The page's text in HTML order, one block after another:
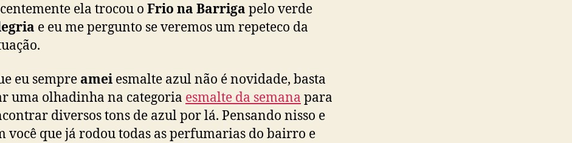
ela trocou o Frio na Barriga pelo verde
e eu me pergunto se veremos um repeteco da
eu sempre amei esmalte azul não é novidade, basta
uma olhadinha na categoria esmalte da semana para
diversos tons de azul por lá. Pensando nisso e
você que já rodou todas as perfumarias do bairro e